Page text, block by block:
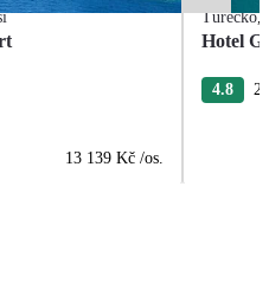
13 139 Kč /os.
Turecko,
Hotel
4.8